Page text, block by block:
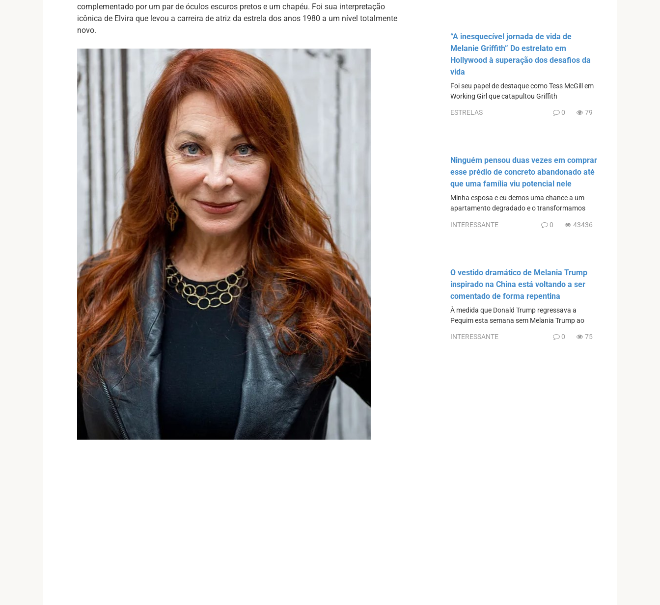
complementado por um par de óculos escuros pretos e um chapéu. Foi sua interpretação
icônica de Elvira que levou a carreira de atriz da estrela dos anos 1980 a um nível totalmente
novo.
“A inesquecível jornada de vida de
Melanie Griffith” Do estrelato em
Hollywood à superação dos desafios da
vida
Foi seu papel de destaque como Tess McGill em
Working Girl que catapultou Griffith
ESTRELAS 0 79
Ninguém pensou duas vezes em comprar
esse prédio de concreto abandonado até
que uma família viu potencial nele
Minha esposa e eu demos uma chance a um
apartamento degradado e o transformamos
INTERESSANTE 0 43436
O vestido dramático de Melania Trump
inspirado na China está voltando a ser
comentado de forma repentina
À medida que Donald Trump regressava a
Pequim esta semana sem Melania Trump ao
INTERESSANTE 0 75